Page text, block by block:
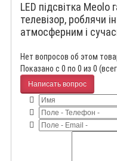
LED підсвітка
телевізор, роблячи
атмосферним і
Нет вопросов об этом
Показано с 0 по 0 из 0
Написать вопрос